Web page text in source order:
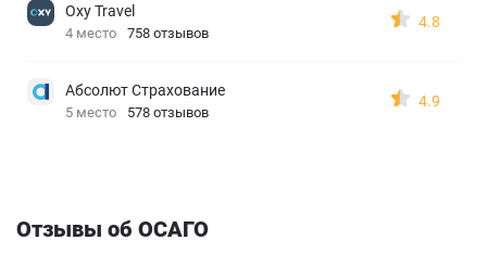
Oxy Travel
4 место 758 отзывов
4.8
Абсолют Страхование
5 место 578 отзывов
4.9
Отзывы об ОСАГО